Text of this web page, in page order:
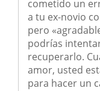
cometido un
a tu ex-novio
pero
podrías
recuperarlo.
amor, usted
para hacer un